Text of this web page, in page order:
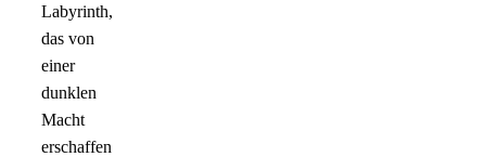
Labyrinth,
das von
einer
dunklen
Macht
erschaffen